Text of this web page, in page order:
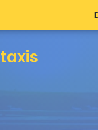
taxis